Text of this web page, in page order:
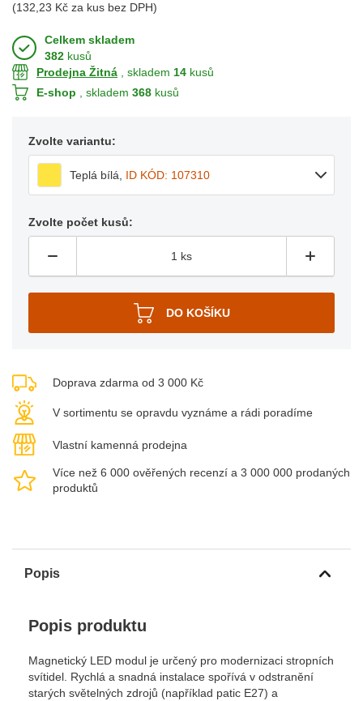
(132,23 Kč za kus bez DPH)
Celkem skladem
382 kusů
Prodejna Žitná , skladem 14 kusů
E-shop , skladem 368 kusů
Zvolte variantu:
Teplá bílá, ID KÓD: 107310
Zvolte počet kusů:
Doprava zdarma od 3 000 Kč
V sortimentu se opravdu vyznáme a rádi poradíme
Vlastní kamenná prodejna
Více než 6 000 ověřených recenzí a 3 000 000 prodaných
produktů
Popis
Popis produktu
Magnetický LED modul je určený pro modernizaci stropních
svítidel. Rychlá a snadná instalace spořívá v odstranění
starých světelných zdrojů (například patic E27) a